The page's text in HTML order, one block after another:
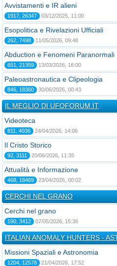
Avvistamenti e IR alieni
1917, 26347 03/12/2025, 11:00
Esopolitica e Rivelazioni Ufficiali
262, 7498 11/05/2026, 09:48
Abduction e Fenomeni Paranormali
651, 21359 13/03/2026, 16:00
Paleoastronautica e Clipeologia
846, 18360 30/06/2026, 00:43
IL MEGLIO DI UFOFORUM.IT
Videoteca
811, 4036 24/04/2026, 14:06
Il Cristo Storico
92, 3111 20/06/2026, 11:35
Attualità e Informazione
468, 18469 23/04/2026, 00:02
CERCHI NEL GRANO
Cerchi nel grano
190, 3412 07/05/2026, 15:36
ITALIAN ANOMALY HUNTERS -
Missioni Spaziali e Astronomia
1204, 12578 21/04/2026, 17:52